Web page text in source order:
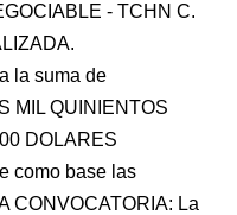
- TCHN C.
la suma de
MIL QUINIENTOS
DOLARES
como base las
CONVOCATORIA: La